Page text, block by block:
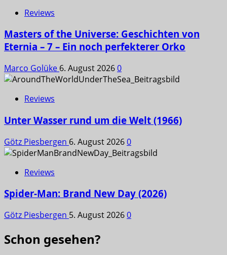
Reviews
Masters of the Universe: Geschichten von
Eternia – 7 – Ein noch perfekterer Orko
Marco Golüke 6. August 20260
Reviews
Unter Wasser rund um die Welt (1966)
Götz Piesbergen 6. August 20260
Reviews
Spider-Man: Brand New Day (2026)
Götz Piesbergen 5. August 20260
Schon gesehen?